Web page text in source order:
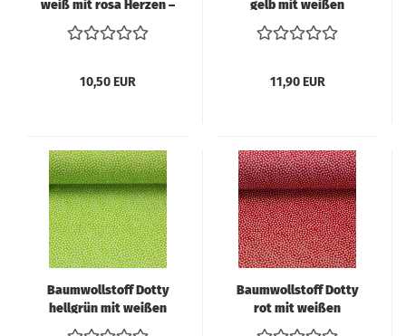
weiß mit rosa Herzen –
Meterware
10,50 EUR
gelb mit weißen
Punkten – Swafing –
Meterware
11,90 EUR
Baumwollstoff Dotty
hellgrün mit weißen
Punkten – Swafing –
Baumwollstoff Dotty
rot mit weißen
Punkten – Swafing –